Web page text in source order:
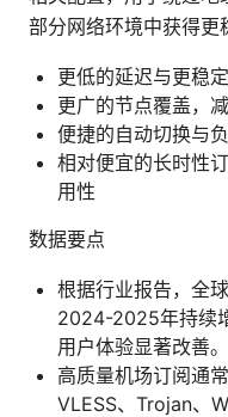
部分网络环境中获得更
更低的延迟与更稳
更广的节点覆盖，
便捷的自动切换与
相对便宜的长时性
用性
数据要点
根据行业报告，全
2024-2025年持续
用户体验显著改善。
高质量机场订阅通
VLESS、Trojan、